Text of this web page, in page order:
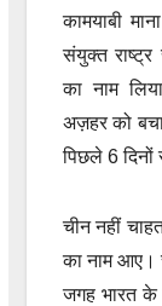
कामयाबी
संयुक्त
का नाम
अज़हर को
पिछले 6
चीन नहीं
का नाम आए।
जगह भारत के